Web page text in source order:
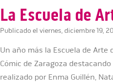
La Escuela de
Publicado el viernes, diciembre 19,
Un año más la Escuela de
Cómic de Zaragoza
realizado por Enma Guillén,